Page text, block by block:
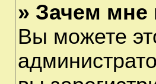
» Зачем мне
Вы можете